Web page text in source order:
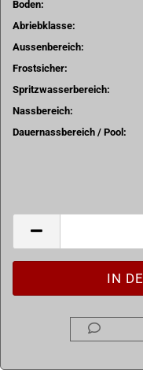
Boden:
Abriebklasse:
Aussenbereich:
Frostsicher:
Spritzwasserbereich:
Nassbereich:
Dauernassbereich / Pool: